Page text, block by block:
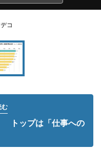
コ
む
トップは「仕事への